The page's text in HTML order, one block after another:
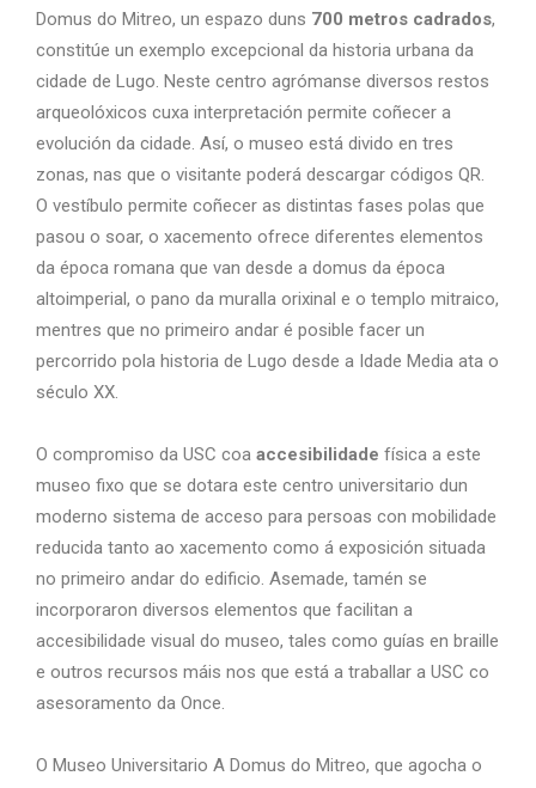
Domus do Mitreo, un espazo duns 700 metros cadrados,
constitúe un exemplo excepcional da historia urbana da
cidade de Lugo. Neste centro agrómanse diversos restos
arqueolóxicos cuxa interpretación permite coñecer a
evolución da cidade. Así, o museo está divido en tres
zonas, nas que o visitante poderá descargar códigos QR.
O vestíbulo permite coñecer as distintas fases polas que
pasou o soar, o xacemento ofrece diferentes elementos
da época romana que van desde a domus da época
altoimperial, o pano da muralla orixinal e o templo mitraico,
mentres que no primeiro andar é posible facer un
percorrido pola historia de Lugo desde a Idade Media ata o
século XX.
O compromiso da USC coa accesibilidade física a este
museo fixo que se dotara este centro universitario dun
moderno sistema de acceso para persoas con mobilidade
reducida tanto ao xacemento como á exposición situada
no primeiro andar do edificio. Asemade, tamén se
incorporaron diversos elementos que facilitan a
accesibilidade visual do museo, tales como guías en braille
e outros recursos máis nos que está a traballar a USC co
asesoramento da Once.
O Museo Universitario A Domus do Mitreo, que agocha o